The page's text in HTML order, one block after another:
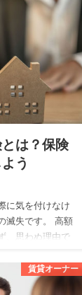
は？保険
う
に気を付けなけ
滅失です。 高額
、思わぬ理由で
賃貸オーナー